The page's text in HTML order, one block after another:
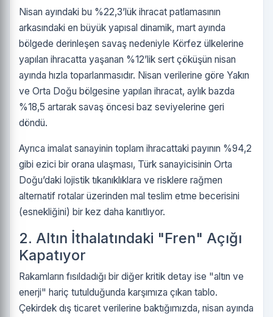
Nisan ayındaki bu %22,3’lük ihracat patlamasının
arkasındaki en büyük yapısal dinamik, mart ayında
bölgede derinleşen savaş nedeniyle Körfez ülkelerine
yapılan ihracatta yaşanan %12’lik sert çöküşün nisan
ayında hızla toparlanmasıdır. Nisan verilerine göre Yakın
ve Orta Doğu bölgesine yapılan ihracat, aylık bazda
%18,5 artarak savaş öncesi baz seviyelerine geri
döndü.
Ayrıca imalat sanayinin toplam ihracattaki payının %94,2
gibi ezici bir orana ulaşması, Türk sanayicisinin Orta
Doğu’daki lojistik tıkanıklıklara ve risklere rağmen
alternatif rotalar üzerinden mal teslim etme becerisini
(esnekliğini) bir kez daha kanıtlıyor.
2. Altın İthalatındaki "Fren" Açığı
Kapatıyor
Rakamların fısıldadığı bir diğer kritik detay ise "altın ve
enerji" hariç tutulduğunda karşımıza çıkan tablo.
Çekirdek dış ticaret verilerine baktığımızda, nisan ayında